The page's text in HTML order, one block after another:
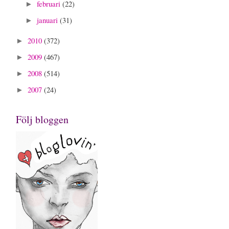
► februari (22)
► januari (31)
► 2010 (372)
► 2009 (467)
► 2008 (514)
► 2007 (24)
Följ bloggen